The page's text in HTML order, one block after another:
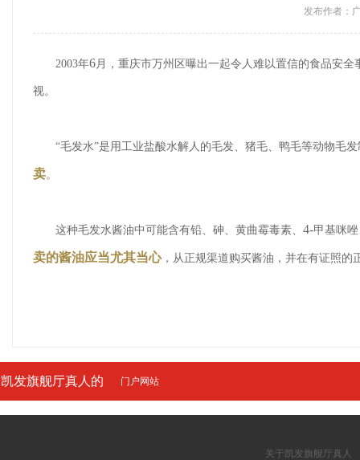
发布作者：
2003年6月，重庆市万州区曝出一起令人难以置信的食品安
视。
“毛发水”是用工业盐酸水解人的毛发、猪毛、鸭毛等动物毛
卖。
这种毛发水酱油中可能含有铅、砷、黄曲霉毒素、 4-甲基咪
卖的酱油应当尤其当心，从正规渠道购买酱油，并在有证照的
凯发旗舰厅真人的
友情链接
门户网站
关于凯发旗舰厅真人